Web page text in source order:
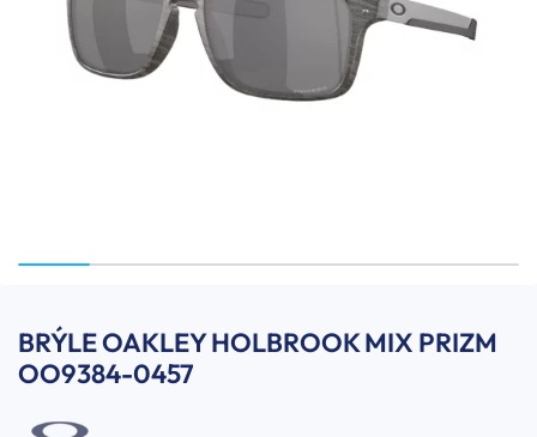
BRÝLE OAKLEY HOLBROOK MIX PRIZM
OO9384-0457